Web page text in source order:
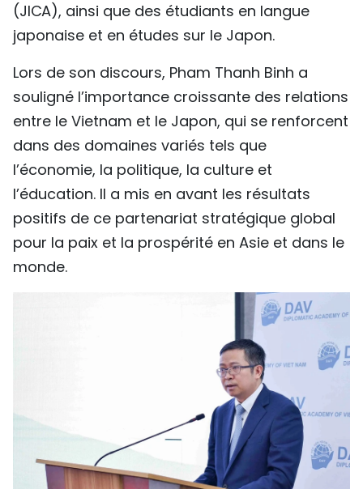
РУССКИЙ
(JICA), ainsi que des étudiants en langue
japonaise et en études sur le Japon.
Lors de son discours, Pham Thanh Binh a
souligné l’importance croissante des relations
entre le Vietnam et le Japon, qui se renforcent
dans des domaines variés tels que
l’économie, la politique, la culture et
l’éducation. Il a mis en avant les résultats
positifs de ce partenariat stratégique global
pour la paix et la prospérité en Asie et dans le
monde.